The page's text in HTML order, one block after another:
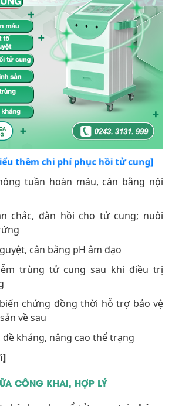
thêm chi phí phục hồi tử cung]
tuần hoàn máu, cân bằng nội
chắc, đàn hồi cho tử cung; nuôi
cân bằng pH âm đạo
trùng tử cung sau khi điều trị
chứng đồng thời hỗ trợ bảo vệ
về sau
kháng, nâng cao thể trạng
CÔNG KHAI, HỢP LÝ